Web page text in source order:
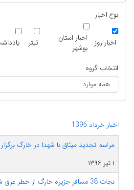
نوع اخبار
اخبار روز
اخبار استان
بوشهر
تیتر
انتخاب گروه
اخبار خرداد 1396
مراسم تجدید میثاق با شهدا در خارگ
۱ تیر ۱۳۹۶
نجات 38 مسافر جزیره خارگ از خطر غرق شدن